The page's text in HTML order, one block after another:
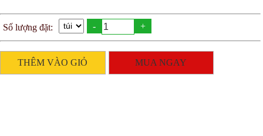
Số lượng đặt: - +
THÊM VÀO GIỎ MUA NGAY